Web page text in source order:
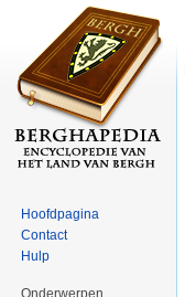
Hoofdpagina
Contact
Hulp
Onderwerpen